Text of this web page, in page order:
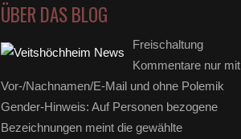
ÜBER DAS BLOG
Freischaltung
Kommentare nur mit
Vor-/Nachnamen/E-Mail und ohne Polemik
Gender-Hinweis: Auf Personen bezogene
Bezeichnungen meint die gewählte